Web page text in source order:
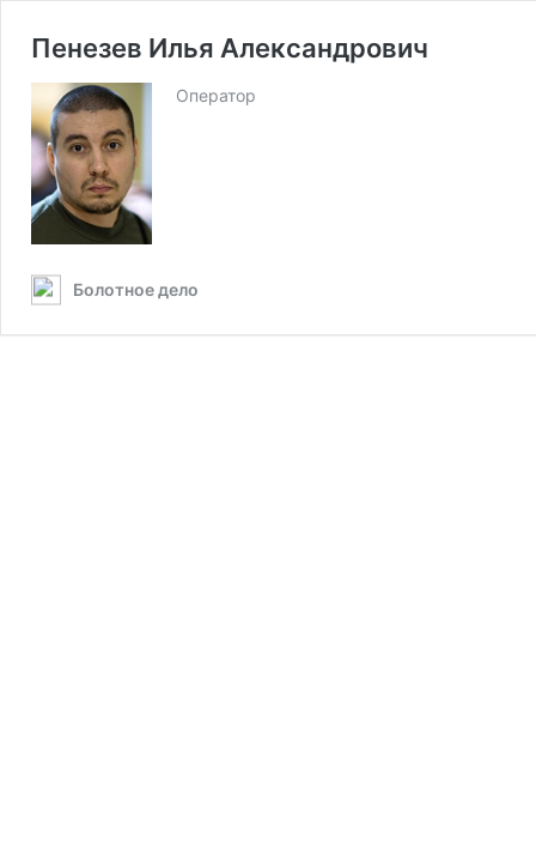
Пенезев Илья Александрович
Оператор
Болотное дело